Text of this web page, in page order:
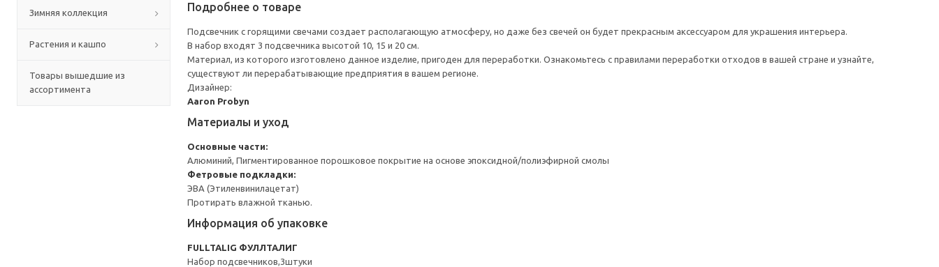
Зимняя коллекция
Растения и кашпо
Товары вышедшие из
ассортимента
Подробнее о товаре
Подсвечник с горящими свечами создает располагающую атмосферу, но даже без свечей он будет прекрасным аксессуаром для украшения интерьера.
В набор входят 3 подсвечника высотой 10, 15 и 20 см.
Материал, из которого изготовлено данное изделие, пригоден для переработки. Ознакомьтесь с правилами переработки отходов в вашей стране и узнайте,
существуют ли перерабатывающие предприятия в вашем регионе.
Дизайнер:
Aaron Probyn
Материалы и уход
Основные части:
Алюминий, Пигментированное порошковое покрытие на основе эпоксидной/полиэфирной смолы
Фетровые подкладки:
ЭВА (Этиленвинилацетат)
Протирать влажной тканью.
Информация об упаковке
FULLTALIG ФУЛЛТАЛИГ
Набор подсвечников,3штуки